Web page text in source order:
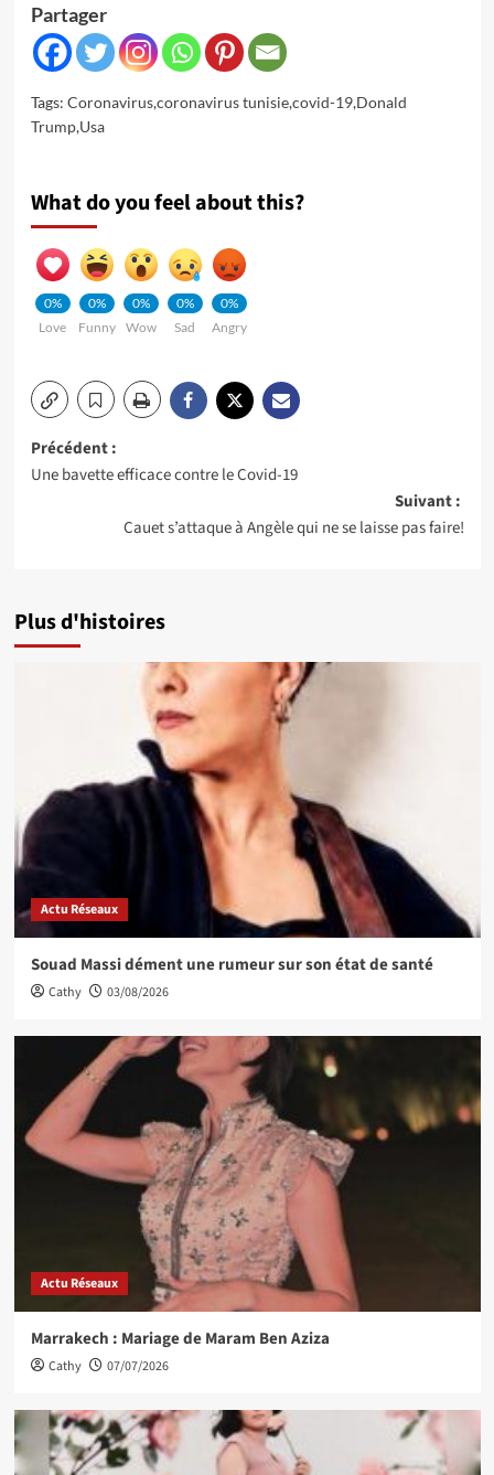
Partager
Tags: Coronavirus,coronavirus tunisie,covid-19,Donald
Trump,Usa
What do you feel about this?
0%
Love
0%
Funny
0%
Wow
0%
Sad
0%
Angry
Navigation
Précédent :
Une bavette efficace contre le Covid-19
Suivant :
Cauet s’attaque à Angèle qui ne se laisse pas faire!
Plus d'histoires
Actu Réseaux
Souad Massi dément une rumeur sur son état de santé
Cathy 03/08/2026
Actu Réseaux
Marrakech : Mariage de Maram Ben Aziza
Cathy 07/07/2026